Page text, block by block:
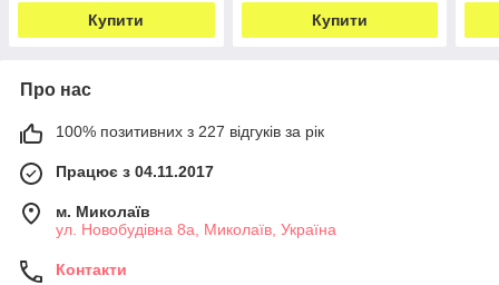
Купити Купити
Про нас
100% позитивних з 227 відгуків за рік
Працює з 04.11.2017
м. Миколаїв
ул. Новобудівна 8а, Миколаїв, Україна
Контакти